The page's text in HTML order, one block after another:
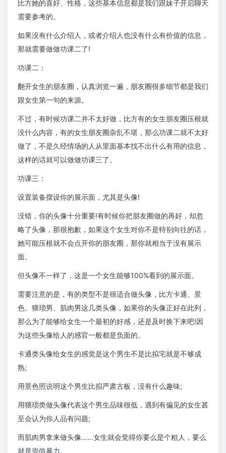
比方她的喜好、性格，这些基本信息都是我们跟妹子开启聊天
需要参考的。
如果没有什么介绍人，或者介绍人也没有什么有价值的信息，
那就需要做做功课二了!
功课二：
翻开女生的朋友圈，认真浏览一遍，朋友圈很多细节都是我们
跟女生第一句的来源。
不过，有时候功课二并不太好做，比方有的女生朋友圈压根就
没什么内容，有的女生朋友圈杂乱不堪，那么功课二就不太好
做了，不是久经情场的人从里面基本找不出什么有用的信息，
这样的话就可以做做功课三了。
功课三：
设置装备摆设你的展示面，尤其是头像!
没错，你的头像十分重要!有时候你把朋友圈做的再好，却忽
略了头像，那很抱歉，如果这个女生对你不是特别向往的话，
她可能压根就不会点开你的朋友圈，那你就相当于没有展示
面。
但头像不一样了，这是一个女生能够100%看到的展示面。
需要注意的是，有的类型不是很适合做头像，比方卡通、景
色、猥琐男、肌肉男这几类头像，如果你的头像正好在此列，
那么为了能够给女生一个最初的好感，还是及时换下来吧!因
为这些头像给人的感官一般都是负面的。
卡通类头像给女生的感觉是这个男生不是比拟宅就是不够成
熟;
用景色照说明这个男生比拟严肃古板，没有什么趣味;
用猥琐类做头像代表这个男生品味很低，遇到有偏见的女生甚
至会认为你人品有问题;
而肌肉男拿来做头像……女生就会觉得你要么是个粗人，要么
就是崇尚暴力。